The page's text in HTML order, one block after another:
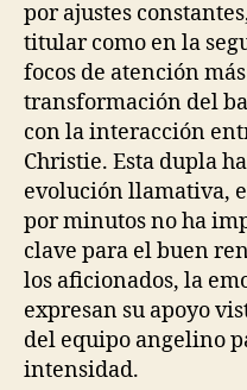
por ajustes
titular como en la
focos de atención
transformación del
con la interacción
Christie. Esta dupla
evolución llamativa,
por minutos no ha
clave para el buen
los aficionados, la
expresan su apoyo
del equipo angelino
intensidad.